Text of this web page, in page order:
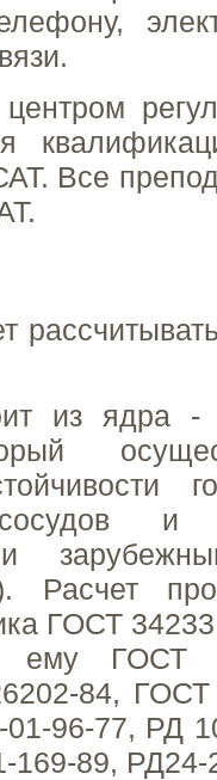
Все
из ядра -
сосудов и
и
Расчет
ГОСТ
ему ГОСТ
84,
96-77, РД
169-89, РД24-